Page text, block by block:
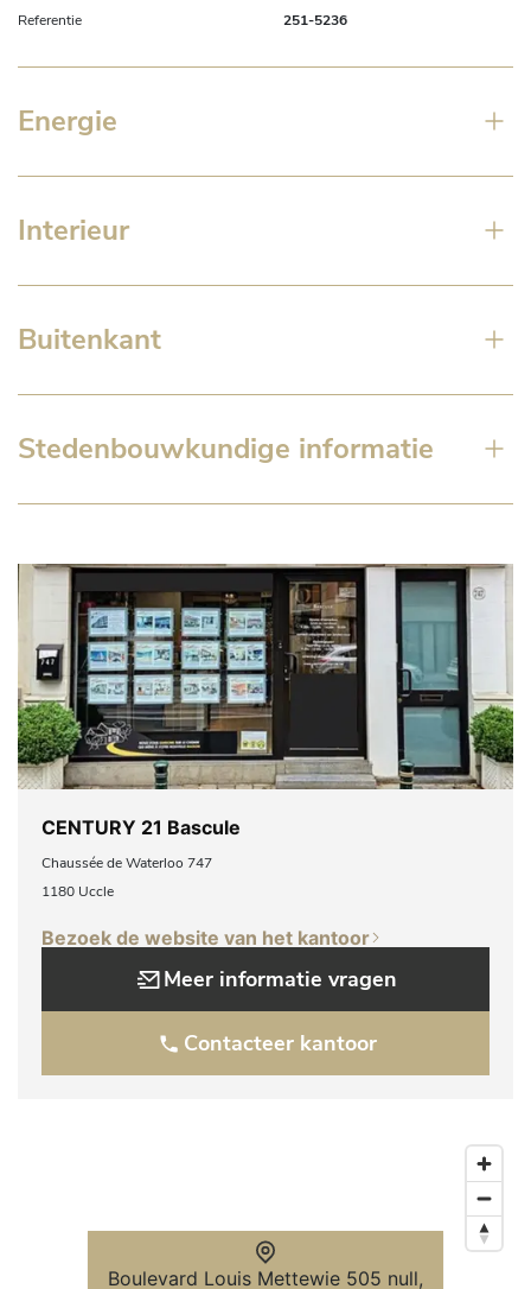
Referentie
251-5236
Energie
Interieur
Buitenkant
Stedenbouwkundige informatie
CENTURY 21 Bascule
Chaussée de Waterloo 747
1180 Uccle
Bezoek de website van het kantoor
Meer informatie vragen
Contacteer kantoor
Boulevard Louis Mettewie 505 null,